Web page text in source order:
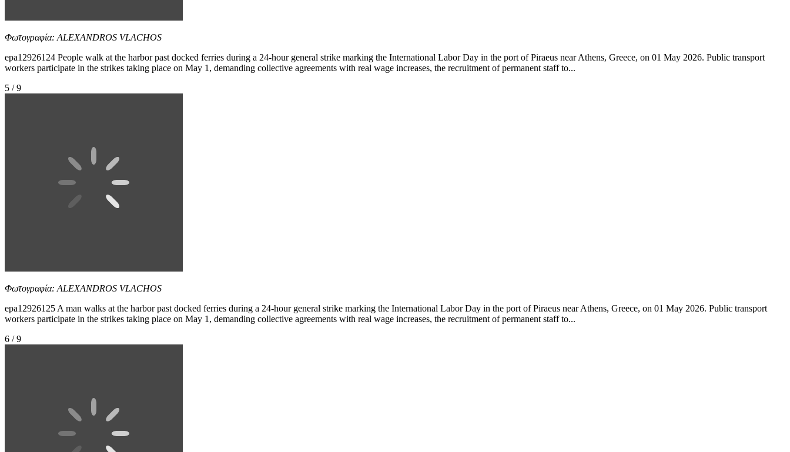
Φωτογραφία: ALEXANDROS VLACHOS
epa12926124 People walk at the harbor past docked ferries during a 24-hour general strike marking the International Labor Day in the port of Piraeus near Athens, Greece, on 01 May 2026. Public transport
workers participate in the strikes taking place on May 1, demanding collective agreements with real wage increases, the recruitment of permanent staff to...
5 / 9
Φωτογραφία: ALEXANDROS VLACHOS
epa12926125 A man walks at the harbor past docked ferries during a 24-hour general strike marking the International Labor Day in the port of Piraeus near Athens, Greece, on 01 May 2026. Public transport
workers participate in the strikes taking place on May 1, demanding collective agreements with real wage increases, the recruitment of permanent staff to...
6 / 9